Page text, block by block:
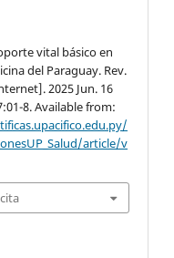
vital básico en
del Paraguay. Rev.
2025 Jun. 16
8. Available from:
article/v